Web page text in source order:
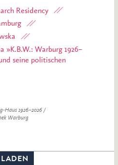
Residency
»K.B.W.: Warburg 1926–
seine politischen
Haus 1926–2026 /
Warburg
LADEN